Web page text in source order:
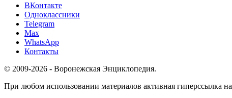
ВКонтакте
Одноклассники
Telegram
Max
WhatsApp
Контакты
© 2009-2026 - Воронежская Энциклопедия.
При любом использовании материалов активная гиперссылка